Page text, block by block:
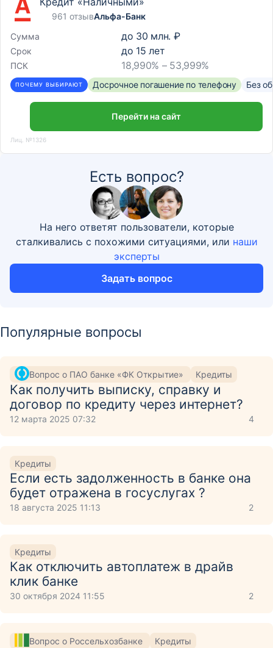
961 отзывАльфа-Банк
Сумма
до 30 млн. ₽
Срок до 15 лет
ПСК 18,990% – 53,999%
ПОЧЕМУ ВЫБИРАЮТ Досрочное погашение по телефону Без
Перейти на сайт
Лиц. №1326
Есть вопрос?
На него ответят пользователи, которые
сталкивались с похожими ситуациями, или наши
эксперты
Задать вопрос
Популярные вопросы
Вопрос о ПАО банке «ФК Открытие» Кредиты
Как получить выписку, справку и
договор по кредиту через интернет?
12 марта 2025 07:32 4
Кредиты
Если есть задолженность в банке она
будет отражена в госуслугах ?
18 августа 2025 11:13 2
Кредиты
Как отключить автоплатеж в драйв
клик банке
30 октября 2024 11:55 2
Вопрос о Россельхозбанке Кредиты